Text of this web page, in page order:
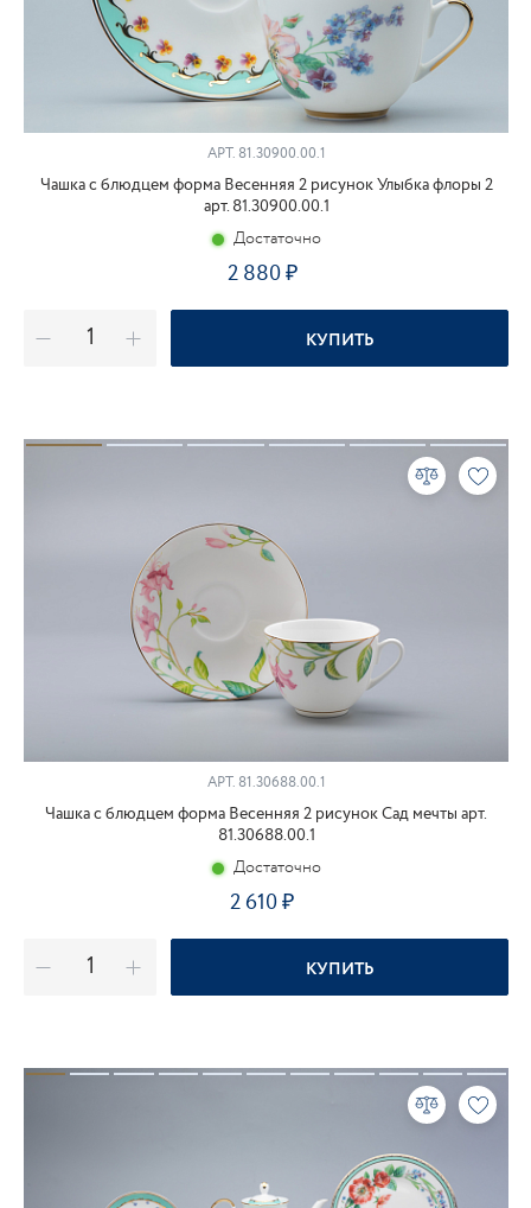
АРТ.81.30900.00.1
Чашка с блюдцем форма Весенняя 2 рисунок Улыбка флоры 2
арт. 81.30900.00.1
Достаточно
2 880
КУПИТЬ
АРТ.81.30688.00.1
Чашка с блюдцем форма Весенняя 2 рисунок Сад мечты арт.
81.30688.00.1
Достаточно
2 610
КУПИТЬ